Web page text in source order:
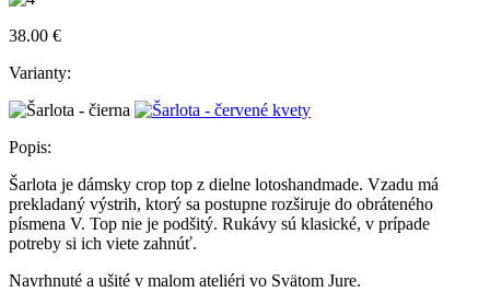
38.00 €
Varianty:
Popis:
Šarlota je dámsky crop top z dielne lotoshandmade. Vzadu má
prekladaný výstrih, ktorý sa postupne rozširuje do obráteného
písmena V. Top nie je podšitý. Rukávy sú klasické, v prípade
potreby si ich viete zahnúť.
Navrhnuté a ušité v malom ateliéri vo Svätom Jure.